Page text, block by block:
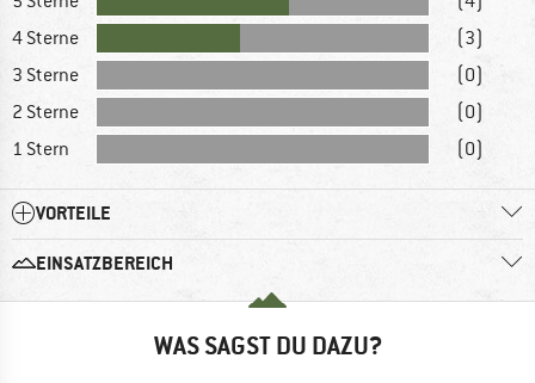
4 Sterne
(3)
3 Sterne
(0)
2 Sterne
(0)
1 Stern
(0)
VORTEILE
EINSATZBEREICH
WAS SAGST DU DAZU?